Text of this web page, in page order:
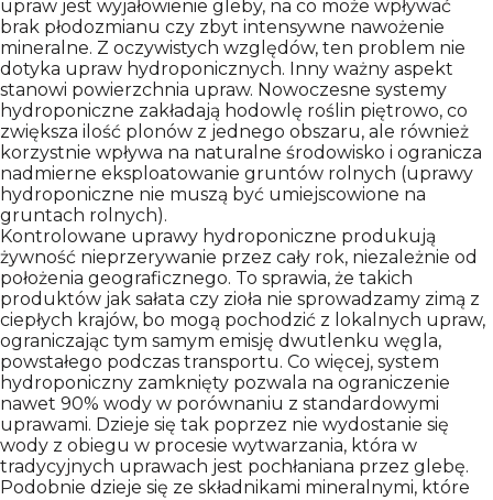
upraw jest wyjałowienie gleby, na co może wpływać
brak płodozmianu czy zbyt intensywne nawożenie
mineralne. Z oczywistych względów, ten problem nie
dotyka upraw hydroponicznych. Inny ważny aspekt
stanowi powierzchnia upraw. Nowoczesne systemy
hydroponiczne zakładają hodowlę roślin piętrowo, co
zwiększa ilość plonów z jednego obszaru, ale również
korzystnie wpływa na naturalne środowisko i ogranicza
nadmierne eksploatowanie gruntów rolnych (uprawy
hydroponiczne nie muszą być umiejscowione na
gruntach rolnych).
Kontrolowane uprawy hydroponiczne produkują
żywność nieprzerywanie przez cały rok, niezależnie od
położenia geograficznego. To sprawia, że takich
produktów jak sałata czy zioła nie sprowadzamy zimą z
ciepłych krajów, bo mogą pochodzić z lokalnych upraw,
ograniczając tym samym emisję dwutlenku węgla,
powstałego podczas transportu. Co więcej, system
hydroponiczny zamknięty pozwala na ograniczenie
nawet 90% wody w porównaniu z standardowymi
uprawami. Dzieje się tak poprzez nie wydostanie się
wody z obiegu w procesie wytwarzania, która w
tradycyjnych uprawach jest pochłaniana przez glebę.
Podobnie dzieje się ze składnikami mineralnymi, które